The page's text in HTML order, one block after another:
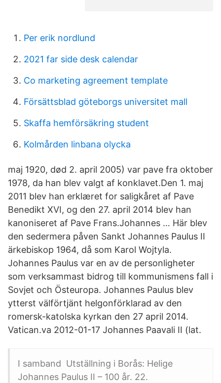
Per erik nordlund
2021 far side desk calendar
Co marketing agreement template
Försättsblad göteborgs universitet mall
Skaffa hemförsäkring student
Kolmården linbana olycka
maj 1920, død 2. april 2005) var pave fra oktober
1978, da han blev valgt af konklavet.Den 1. maj
2011 blev han erklæret for saligkåret af Pave
Benedikt XVI, og den 27. april 2014 blev han
kanoniseret af Pave Frans.Johannes … Här blev
den sedermera påven Sankt Johannes Paulus II
ärkebiskop 1964, då som Karol Wojtyla.
Johannes Paulus var en av de personligheter
som verksammast bidrog till kommunismens fall i
Sovjet och Östeuropa. Johannes Paulus blev
ytterst välförtjänt helgonförklarad av den
romersk-katolska kyrkan den 27 april 2014.
Vatican.va 2012-01-17 Johannes Paavali II (lat.
I samband Utställning i Borås: Helige
Johannes Paulus II – 100 år. 22.